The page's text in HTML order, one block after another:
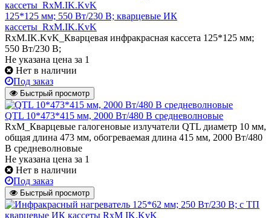
125*125 мм; 550 Вт/230 В; кварцевые ИК
кассеты_RxM.IK.KvK
RxM.IK.KvK_Кварцевая инфракрасная кассета 125*125 мм;
550 Вт/230 В;
Не указана цена за 1
Нет в наличии
Под заказ
Быстрый просмотр
QTL 10*473*415 мм, 2000 Вт/480 В средневолновые
RxM_Кварцевые галогеновые излучатели QТL диаметр 10 мм,
общая длина 473 мм, обогреваемая длина 415 мм, 2000 Вт/480
В средневолновые
Не указана цена за 1
Нет в наличии
Под заказ
Быстрый просмотр